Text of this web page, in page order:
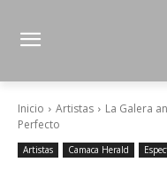
Inicio Artistas
La Galera
Perfecto
Artistas Camaca Herald